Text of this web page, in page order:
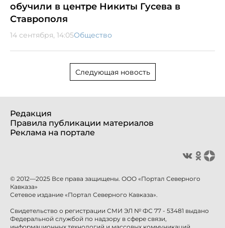
обучили в центре Никиты Гусева в
Ставрополя
14 сентября, 14:05Общество
Следующая новость
Редакция
Правила публикации материалов
Реклама на портале
© 2012—2025 Все права защищены. ООО «Портал Северного
Кавказа»
Сетевое издание «Портал Северного Кавказа».
Свидетельство о регистрации СМИ ЭЛ № ФС 77 - 53481 выдано
Федеральной службой по надзору в сфере связи,